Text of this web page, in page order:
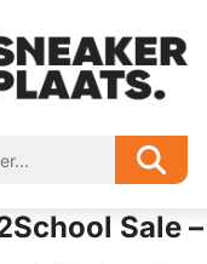
sneakers in de Nike
kids
Sale